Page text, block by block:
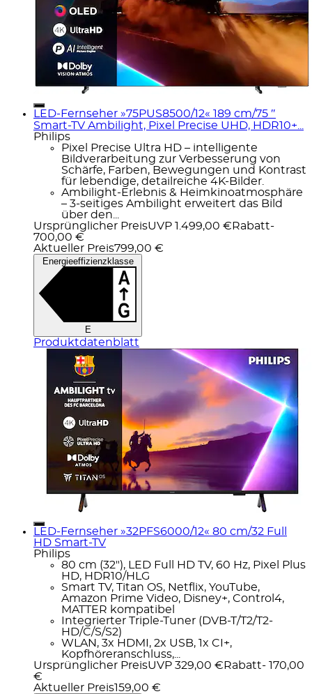
LED-Fernseher »75PUS8500/12« 189 cm/75 ″
Smart-TV Ambilight, Pixel Precise UHD, HDR10+...
Philips
Pixel Precise Ultra HD – intelligente
Bildverarbeitung zur Verbesserung von
Schärfe, Farben, Bewegungen und Kontrast
für lebendige, detailreiche 4K-Bilder.
Ambilight-Erlebnis & Heimkinoatmosphäre
– 3-seitiges Ambilight erweitert das Bild
über den...
Ursprünglicher PreisUVP 1.499,00 € Rabatt-
700,00 €
Aktueller Preis799,00 €
Energieeffizienzklasse
E
Produktdatenblatt
LED-Fernseher »32PFS6000/12« 80 cm/32 Full
HD Smart-TV
Philips
80 cm (32"), LED Full HD TV, 60 Hz, Pixel Plus
HD, HDR10/HLG
Smart TV, Titan OS, Netflix, YouTube,
Amazon Prime Video, Disney+, Control4,
MATTER kompatibel
Integrierter Triple-Tuner (DVB-T/T2/T2-
HD/C/S/S2)
WLAN, 3x HDMI, 2x USB, 1x CI+,
Kopfhöreranschluss,...
Ursprünglicher PreisUVP 329,00 € Rabatt- 170,00
€
Aktueller Preis159,00 €